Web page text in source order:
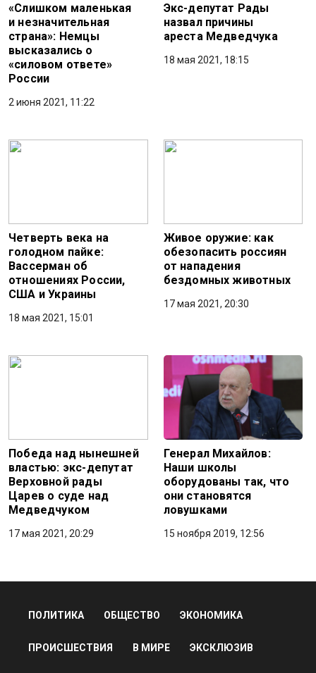
«Слишком маленькая
и незначительная
страна»: Немцы
высказались о
«силовом ответе»
России
2 июня 2021, 11:22
Экс-депутат Рады
назвал причины
ареста Медведчука
18 мая 2021, 18:15
Четверть века на
голодном пайке:
Вассерман об
отношениях России,
США и Украины
18 мая 2021, 15:01
Живое оружие: как
обезопасить россиян
от нападения
бездомных животных
17 мая 2021, 20:30
Победа над нынешней
властью: экс-депутат
Верховной рады
Царев о суде над
Медведчуком
17 мая 2021, 20:29
Генерал Михайлов:
Наши школы
оборудованы так, что
они становятся
ловушками
15 ноября 2019, 12:56
ПОЛИТИКА ОБЩЕСТВО ЭКОНОМИКА
ПРОИСШЕСТВИЯ В МИРЕ ЭКСКЛЮЗИВ